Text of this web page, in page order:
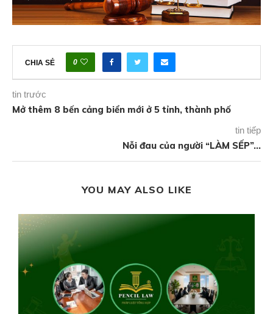
CHIA SẺ 0
tin trước
Mở thêm 8 bến cảng biển mới ở 5 tỉnh, thành phố
tin tiếp
Nỗi đau của người “LÀM SẾP”…
YOU MAY ALSO LIKE